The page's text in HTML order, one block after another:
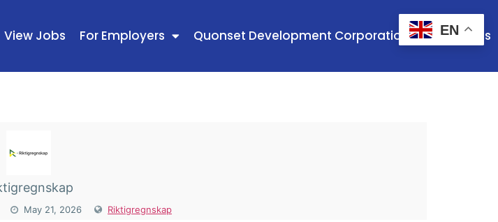
View Jobs For Employers Quonset Development Corporation Contact Us
May 21, 2026 Riktigregnskap
EN